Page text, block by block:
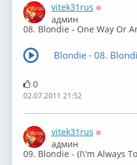
vitek31rus
админ
08. Blondie - One Way Or
Blondie - 08.
0
02.07.2011 21:52
vitek31rus
админ
09. Blondie - (I\'m Always